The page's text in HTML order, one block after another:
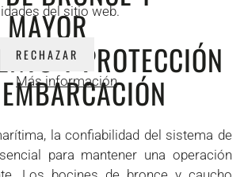
Y PROTECCIÓN
la confiabilidad del sistema de
para mantener una operación
del sitio web.
RECHAZAR
Más información